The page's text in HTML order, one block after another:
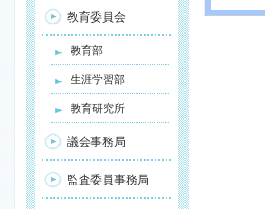
教育委員会
教育部
生涯学習部
教育研究所
議会事務局
監査委員事務局